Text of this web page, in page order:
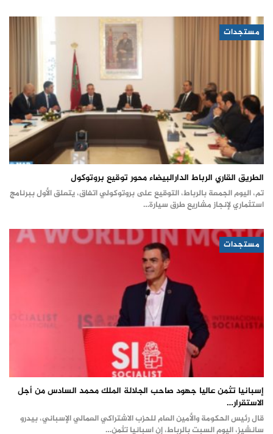
مستجدات
الطريق القاري الرباط الدارالبيضاء محور توقيع بروتوكول
تم، اليوم الجمعة بالرباط، التوقيع على بروتوكولي اتفاق، يتعلق الأول ببرنامج
استثماري لإنجاز مشاريع طرق سيارة…
مستجدات
إسبانيا تثمن عاليا جهود صاحب الجلالة الملك محمد السادس من أجل
الاستقرار…
قال رئيس الحكومة والأمين العام للحزب الاشتراكي العمالي الإسباني، بيدرو
سانشيز، اليوم السبت بالرباط، إن اسبانيا تثمن…